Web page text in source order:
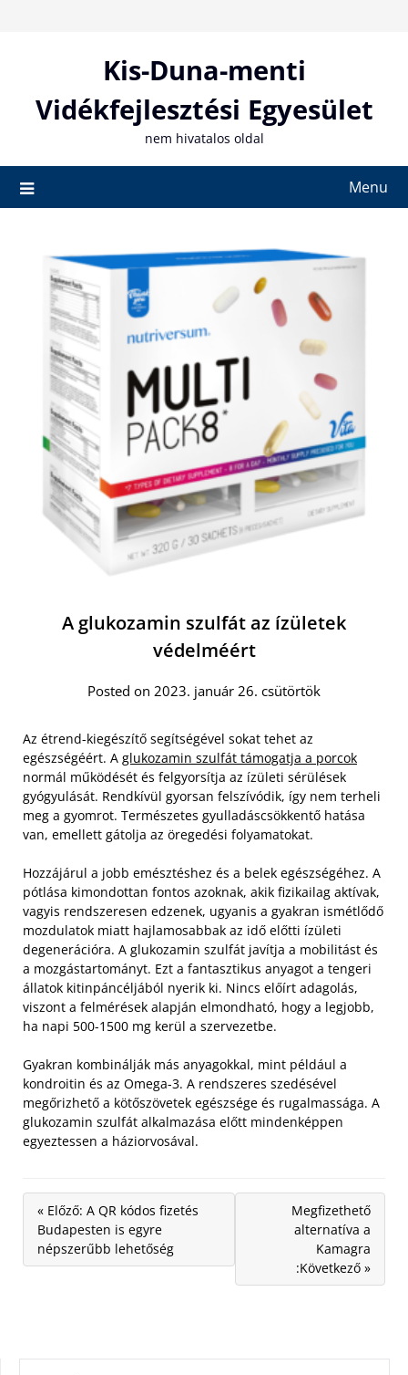
Kis-Duna-menti
Vidékfejlesztési Egyesület
nem hivatalos oldal
Menu
A glukozamin szulfát az ízületek
védelméért
Posted on 2023. január 26. csütörtök
Az étrend-kiegészítő segítségével sokat tehet az
egészségéért. A glukozamin szulfát támogatja a porcok
normál működését és felgyorsítja az ízületi sérülések
gyógyulását. Rendkívül gyorsan felszívódik, így nem terheli
meg a gyomrot. Természetes gyulladáscsökkentő hatása
van, emellett gátolja az öregedési folyamatokat.
Hozzájárul a jobb emésztéshez és a belek egészségéhez. A
pótlása kimondottan fontos azoknak, akik fizikailag aktívak,
vagyis rendszeresen edzenek, ugyanis a gyakran ismétlődő
mozdulatok miatt hajlamosabbak az idő előtti ízületi
degenerációra. A glukozamin szulfát javítja a mobilitást és
a mozgástartományt. Ezt a fantasztikus anyagot a tengeri
állatok kitinpáncéljából nyerik ki. Nincs előírt adagolás,
viszont a felmérések alapján elmondható, hogy a legjobb,
ha napi 500-1500 mg kerül a szervezetbe.
Gyakran kombinálják más anyagokkal, mint például a
kondroitin és az Omega-3. A rendszeres szedésével
megőrizhető a kötőszövetek egészsége és rugalmassága. A
glukozamin szulfát alkalmazása előtt mindenképpen
egyeztessen a háziorvosával.
« Előző: A QR kódos fizetés
Budapesten is egyre
népszerűbb lehetőség
Megfizethető
alternatíva a
Kamagra
:Következő »